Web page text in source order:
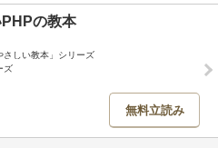
の教本
さしい教本」シリーズ
ズ
無料立読み